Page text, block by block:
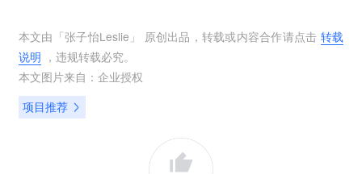
本文由「张子怡Leslie 」 原创出品，转载或内容合作请点击 转载
说明 ，违规转载必究。
本文图片来自： 企业授权
项目推荐